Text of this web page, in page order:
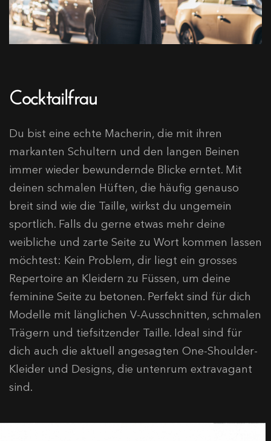
Cocktailfrau
Du bist eine echte Macherin, die mit ihren
markanten Schultern und den langen Beinen
immer wieder bewundernde Blicke erntet. Mit
deinen schmalen Hüften, die häufig genauso
breit sind wie die Taille, wirkst du ungemein
sportlich. Falls du gerne etwas mehr deine
weibliche und zarte Seite zu Wort kommen lassen
möchtest: Kein Problem, dir liegt ein grosses
Repertoire an Kleidern zu Füssen, um deine
feminine Seite zu betonen. Perfekt sind für dich
Modelle mit länglichen V-Ausschnitten, schmalen
Trägern und tiefsitzender Taille. Ideal sind für
dich auch die aktuell angesagten One-Shoulder-
Kleider und Designs, die untenrum extravagant
sind.